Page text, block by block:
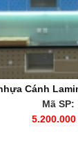
Cánh
Mã SP: